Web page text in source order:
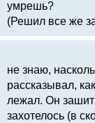
умрешь?
(Решил все же
не знаю,
рассказывал,
лежал. Он
захотелось (в